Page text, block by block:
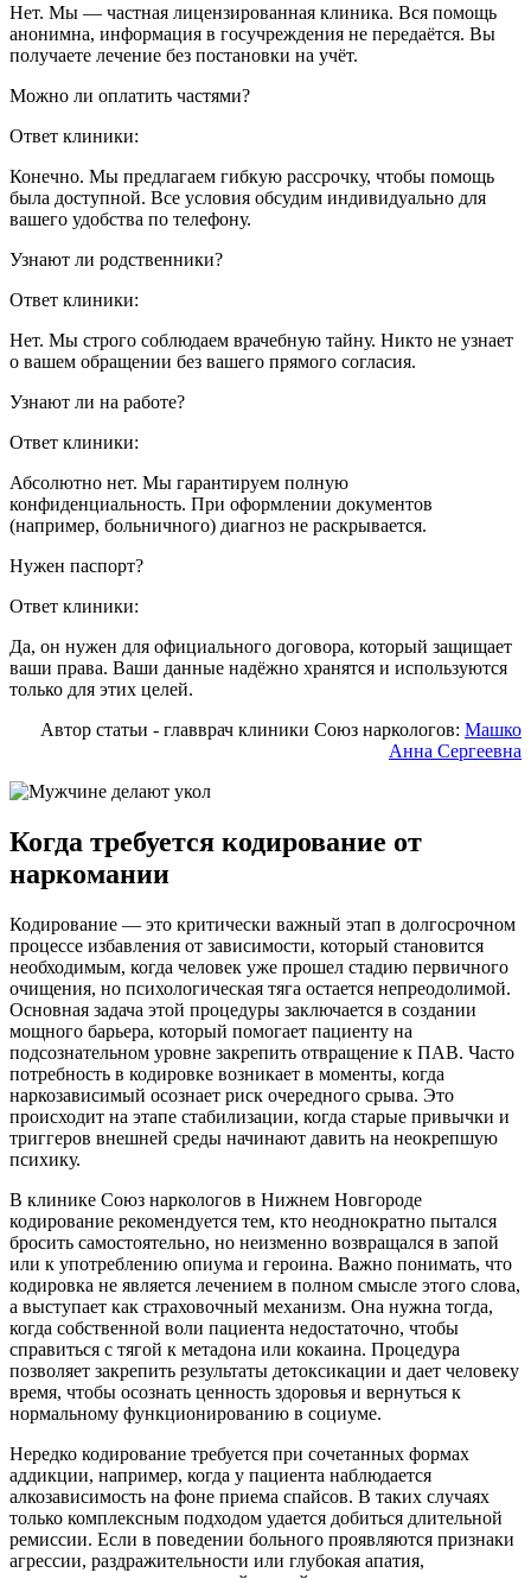
Нет. Мы — частная лицензированная клиника. Вся помощь
анонимна, информация в госучреждения не передаётся. Вы
получаете лечение без постановки на учёт.
Можно ли оплатить частями?
Ответ клиники:
Конечно. Мы предлагаем гибкую рассрочку, чтобы помощь
была доступной. Все условия обсудим индивидуально для
вашего удобства по телефону.
Узнают ли родственники?
Ответ клиники:
Нет. Мы строго соблюдаем врачебную тайну. Никто не узнает
о вашем обращении без вашего прямого согласия.
Узнают ли на работе?
Ответ клиники:
Абсолютно нет. Мы гарантируем полную
конфиденциальность. При оформлении документов
(например, больничного) диагноз не раскрывается.
Нужен паспорт?
Ответ клиники:
Да, он нужен для официального договора, который защищает
ваши права. Ваши данные надёжно хранятся и используются
только для этих целей.
Автор статьи - главврач клиники Союз наркологов: Машко
Анна Сергеевна
Когда требуется кодирование от
наркомании
Кодирование — это критически важный этап в долгосрочном
процессе избавления от зависимости, который становится
необходимым, когда человек уже прошел стадию первичного
очищения, но психологическая тяга остается непреодолимой.
Основная задача этой процедуры заключается в создании
мощного барьера, который помогает пациенту на
подсознательном уровне закрепить отвращение к ПАВ. Часто
потребность в кодировке возникает в моменты, когда
наркозависимый осознает риск очередного срыва. Это
происходит на этапе стабилизации, когда старые привычки и
триггеров внешней среды начинают давить на неокрепшую
психику.
В клинике Союз наркологов в Нижнем Новгороде
кодирование рекомендуется тем, кто неоднократно пытался
бросить самостоятельно, но неизменно возвращался в запой
или к употреблению опиума и героина. Важно понимать, что
кодировка не является лечением в полном смысле этого слова,
а выступает как страховочный механизм. Она нужна тогда,
когда собственной воли пациента недостаточно, чтобы
справиться с тягой к метадона или кокаина. Процедура
позволяет закрепить результаты детоксикации и дает человеку
время, чтобы осознать ценность здоровья и вернуться к
нормальному функционированию в социуме.
Нередко кодирование требуется при сочетанных формах
аддикции, например, когда у пациента наблюдается
алкозависимость на фоне приема спайсов. В таких случаях
только комплексным подходом удается добиться длительной
ремиссии. Если в поведении больного проявляются признаки
агрессии, раздражительности или глубокая апатия,